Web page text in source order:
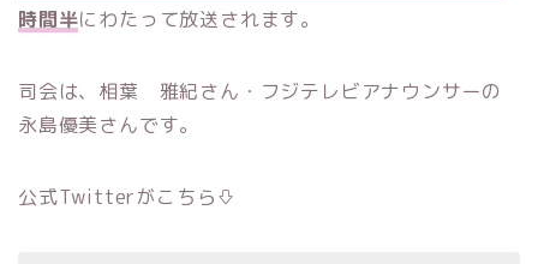
時間半にわたって放送されます。
司会は、相葉 雅紀さん・フジテレビアナウンサーの
永島優美さんです。
公式Twitterがこちら⇩